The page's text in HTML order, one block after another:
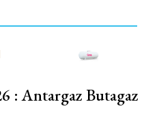
: Antargaz Butagaz